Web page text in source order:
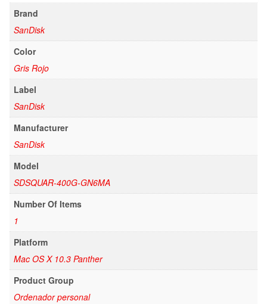
Brand
SanDisk
Color
Gris Rojo
Label
SanDisk
Manufacturer
SanDisk
Model
SDSQUAR-400G-GN6MA
Number Of Items
1
Platform
Mac OS X 10.3 Panther
Product Group
Ordenador personal